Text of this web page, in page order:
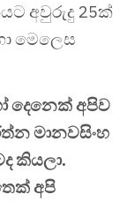
අවුරුදු 25ක්
මෙලෙස
දෙනෙක් අපිව
මානවසිංහ
කියලා.
අපි